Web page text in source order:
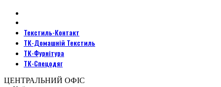
Текстиль-Контакт
ТК-Домашній Текстиль
ТК-Фурнітура
ТК-Спецодяг
ЦЕНТРАЛЬНИЙ ОФІС